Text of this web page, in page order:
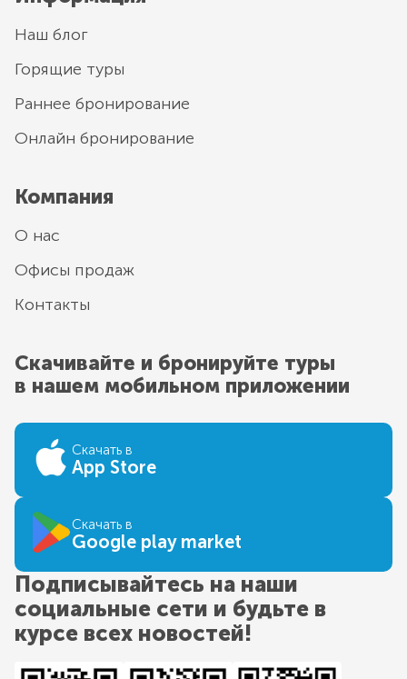
Наш блог
Горящие туры
Раннее бронирование
Онлайн бронирование
Компания
О нас
Офисы продаж
Контакты
Скачивайте и бронируйте туры
в нашем мобильном приложении
Скачать в
App Store
Скачать в
Google play market
Подписывайтесь на наши
социальные сети и будьте в
курсе всех новостей!